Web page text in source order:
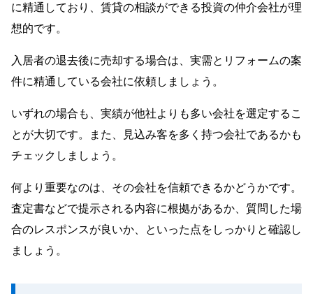
に精通しており、賃貸の相談ができる投資の仲介会社が理
想的です。
入居者の退去後に売却する場合は、実需とリフォームの案
件に精通している会社に依頼しましょう。
いずれの場合も、実績が他社よりも多い会社を選定するこ
とが大切です。また、見込み客を多く持つ会社であるかも
チェックしましょう。
何より重要なのは、その会社を信頼できるかどうかです。
査定書などで提示される内容に根拠があるか、質問した場
合のレスポンスが良いか、といった点をしっかりと確認し
ましょう。